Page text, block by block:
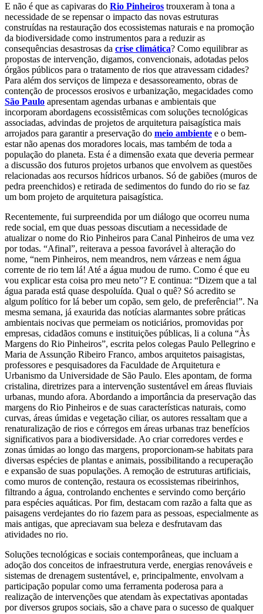
E não é que as capivaras do Rio Pinheiros trouxeram à tona a
necessidade de se repensar o impacto das novas estruturas
construídas na restauração dos ecossistemas naturais e na promoção
da biodiversidade como instrumentos para a reduzir as
consequências desastrosas da crise climática? Como equilibrar as
propostas de intervenção, digamos, convencionais, adotadas pelos
órgãos públicos para o tratamento de rios que atravessam cidades?
Para além dos serviços de limpeza e desassoreamento, obras de
contenção de processos erosivos e urbanização, megacidades como
São Paulo apresentam agendas urbanas e ambientais que
incorporam abordagens ecossistêmicas com soluções tecnológicas
associadas, advindas de projetos de arquitetura paisagística mais
arrojados para garantir a preservação do meio ambiente e o bem-
estar não apenas dos moradores locais, mas também de toda a
população do planeta. Esta é a dimensão exata que deveria permear
a discussão dos futuros projetos urbanos que envolvem as questões
relacionadas aos recursos hídricos urbanos. Só de gabiões (muros de
pedra preenchidos) e retirada de sedimentos do fundo do rio se faz
um bom projeto de arquitetura paisagística.
Recentemente, fui surpreendida por um diálogo que ocorreu numa
rede social, em que duas pessoas discutiam a necessidade de
atualizar o nome do Rio Pinheiros para Canal Pinheiros de uma vez
por todas. “Afinal”, reiterava a pessoa favorável à alteração do
nome, “nem Pinheiros, nem meandros, nem várzeas e nem água
corrente de rio tem lá! Até a água mudou de rumo. Como é que eu
vou explicar esta coisa pro meu neto”? E continua: “Dizem que a tal
água parada está quase despoluída. Qual o quê? Só acredito se
algum político for lá beber um copão, sem gelo, de preferência!”. Na
mesma semana, já exaurida das notícias alarmantes sobre práticas
ambientais nocivas que permeiam os noticiários, promovidas por
empresas, cidadãos comuns e instituições públicas, li a coluna “Às
Margens do Rio Pinheiros”, escrita pelos colegas Paulo Pellegrino e
Maria de Assunção Ribeiro Franco, ambos arquitetos paisagistas,
professores e pesquisadores da Faculdade de Arquitetura e
Urbanismo da Universidade de São Paulo. Eles apontam, de forma
cristalina, diretrizes para a intervenção sustentável em áreas fluviais
urbanas, mundo afora. Abordando a importância da preservação das
margens do Rio Pinheiros e de suas características naturais, como
curvas, áreas úmidas e vegetação ciliar, os autores ressaltam que a
renaturalização de rios e córregos em áreas urbanas traz benefícios
significativos para a biodiversidade. Ao criar corredores verdes e
zonas úmidas ao longo das margens, proporcionam-se habitats para
diversas espécies de plantas e animais, possibilitando a recuperação
e expansão de suas populações. A remoção de estruturas artificiais,
como muros de contenção, restaura os ecossistemas ribeirinhos,
filtrando a água, controlando enchentes e servindo como berçário
para espécies aquáticas. Por fim, destacam com razão a falta que as
paisagens verdejantes do rio fazem para as pessoas, especialmente as
mais antigas, que apreciavam sua beleza e desfrutavam das
atividades no rio.
Soluções tecnológicas e sociais contemporâneas, que incluam a
adoção dos conceitos de infraestrutura verde, energias renováveis e
sistemas de drenagem sustentável, e, principalmente, envolvam a
participação popular como uma ferramenta poderosa para a
realização de intervenções que atendam às expectativas apontadas
por diversos grupos sociais, são a chave para o sucesso de qualquer